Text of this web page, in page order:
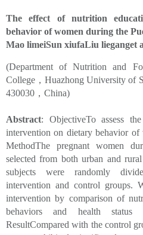
The effect of nutrition
behavior of women during the
Mao limeiSun xiufaLiu lieganget
(Department of Nutrition and
College，Huazhong University of
430030，China)
Abstract: ObjectiveTo assess
intervention on dietary behavior
MethodThe pregnant women
selected from both urban and
subjects were randomly
intervention and control groups.
intervention by comparison of
behaviors and health
ResultCompared with the control